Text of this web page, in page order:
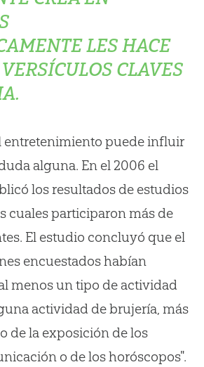
LES HACE
CLAVES
entretenimiento puede influir
alguna. En el 2006 el
los resultados de estudios
cuales participaron más de
El estudio concluyó que el
encuestados habían
menos un tipo de actividad
actividad de brujería, más
de la exposición de los
o de los horóscopos".